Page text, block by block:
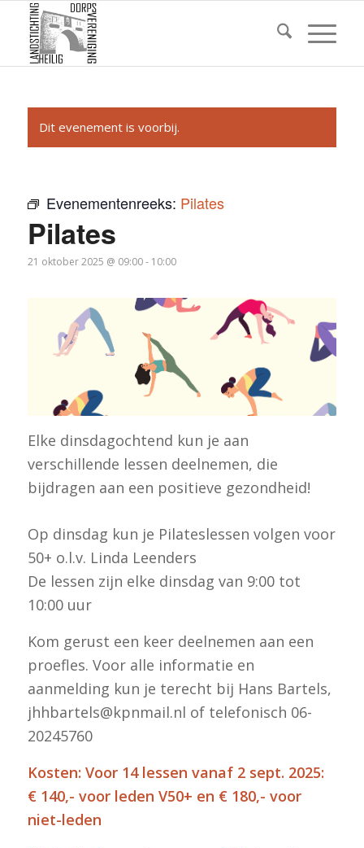
Dit evenement is voorbij.
Evenementenreeks: Pilates
Pilates
21 oktober 2025 @ 09:00- 10:00
Elke dinsdagochtend kun je aan
verschillende lessen deelnemen, die
bijdragen aan een positieve gezondheid!
Op dinsdag kun je Pilateslessen volgen voor
50+ o.l.v. Linda Leenders
De lessen zijn elke dinsdag van 9:00 tot
10:00 uur
Kom gerust een keer deelnemen aan een
proefles. Voor alle informatie en
aanmelding kun je terecht bij Hans Bartels,
jhhbartels@kpnmail.nl of telefonisch 06-
20245760
Kosten: Voor 14 lessen vanaf 2 sept. 2025:
€ 140,- voor leden V50+ en € 180,- voor
niet-leden